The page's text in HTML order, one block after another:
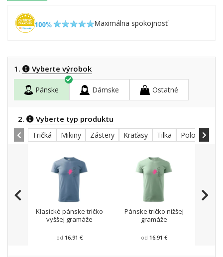
Maximálna spokojnosť
1. Vyberte výrobok
Pánske Dámske Ostatné
2. Vyberte typ produktu
Tričká Mikiny Zástery Kraťasy Tilka Polokošele
Klasické pánske tričko
vyššej gramáže
od 16.91 €
Pánske tričko nižšej
gramáže
od 16.91 €